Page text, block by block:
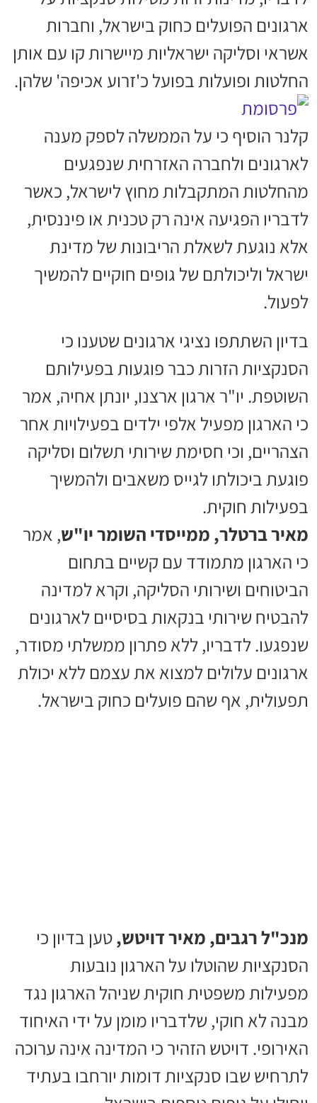
ארגונים הפועלים כחוק בישראל, וחברות
אשראי וסליקה ישראליות מיישרות קו עם אותן
החלטות ופועלות בפועל כ'זרוע אכיפה' שלהן.
קלנר הוסיף כי על הממשלה לספק מענה
לארגונים ולחברה האזרחית שנפגעים
מהחלטות המתקבלות מחוץ לישראל, כאשר
לדבריו הפגיעה אינה רק טכנית או פיננסית,
אלא נוגעת לשאלת הריבונות של מדינת
ישראל וליכולתם של גופים חוקיים להמשיך
לפעול.
בדיון השתתפו נציגי ארגונים שטענו כי
הסנקציות הזרות כבר פוגעות בפעילותם
השוטפת. יו"ר ארגון ארצנו, יונתן אחיה, אמר
כי הארגון מפעיל אלפי ילדים בפעילויות אחר
הצהריים, וכי חסימת שירותי תשלום וסליקה
פוגעת ביכולתו לגייס משאבים ולהמשיך
בפעילות חוקית.
מאיר ברטלר, ממייסדי השומר יו"ש, אמר
כי הארגון מתמודד עם קשיים בתחום
הביטוחים ושירותי הסליקה, וקרא למדינה
להבטיח שירותי בנקאות בסיסיים לארגונים
שנפגעו. לדבריו, ללא פתרון ממשלתי מסודר,
ארגונים עלולים למצוא את עצמם ללא יכולת
תפעולית, אף שהם פועלים כחוק בישראל.
מנכ"ל רגבים, מאיר דויטש,טען בדיון כי
הסנקציות שהוטלו על הארגון נובעות
מפעילות משפטית חוקית שניהל הארגון נגד
מבנה לא חוקי, שלדבריו מומן על ידי האיחוד
האירופי. דויטש הזהיר כי המדינה אינה ערוכה
לתרחיש שבו סנקציות דומות יורחבו בעתיד